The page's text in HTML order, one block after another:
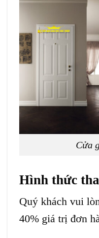
Cửa
Hình thức
Quý khách vui
40% giá trị đơn